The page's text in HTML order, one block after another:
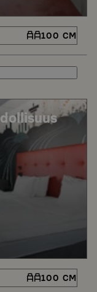
100 CM
100 CM